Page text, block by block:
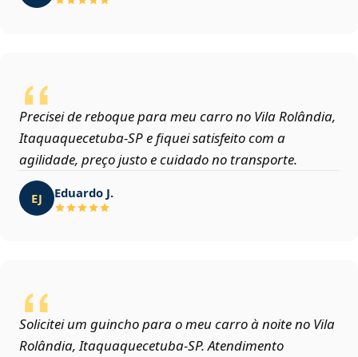
Precisei de reboque para meu carro no Vila Rolândia,
Itaquaquecetuba‑SP e fiquei satisfeito com a
agilidade, preço justo e cuidado no transporte.
EJ Eduardo J.
Solicitei um guincho para o meu carro à noite no Vila
Rolândia, Itaquaquecetuba‑SP. Atendimento